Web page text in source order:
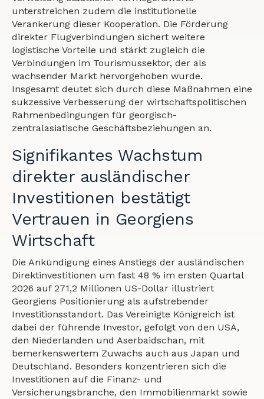
unterstreichen zudem die institutionelle
Verankerung dieser Kooperation. Die Förderung
direkter Flugverbindungen sichert weitere
logistische Vorteile und stärkt zugleich die
Verbindungen im Tourismussektor, der als
wachsender Markt hervorgehoben wurde.
Insgesamt deutet sich durch diese Maßnahmen eine
sukzessive Verbesserung der wirtschaftspolitischen
Rahmenbedingungen für georgisch-
zentralasiatische Geschäftsbeziehungen an.
Signifikantes Wachstum
direkter ausländischer
Investitionen bestätigt
Vertrauen in Georgiens
Wirtschaft
Die Ankündigung eines Anstiegs der ausländischen
Direktinvestitionen um fast 48 % im ersten Quartal
2026 auf 271,2 Millionen US-Dollar illustriert
Georgiens Positionierung als aufstrebender
Investitionsstandort. Das Vereinigte Königreich ist
dabei der führende Investor, gefolgt von den USA,
den Niederlanden und Aserbaidschan, mit
bemerkenswertem Zuwachs auch aus Japan und
Deutschland. Besonders konzentrieren sich die
Investitionen auf die Finanz- und
Versicherungsbranche, den Immobilienmarkt sowie